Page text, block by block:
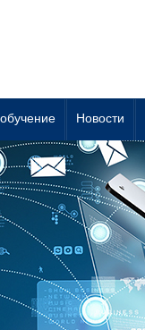
Новости